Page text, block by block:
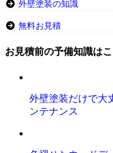
外壁塗装の知識
無料お見積
お見積前の予備知識は
外壁塗装だけで大
ンテナンス